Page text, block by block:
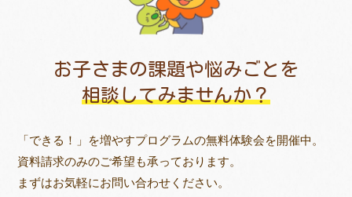
お子さまの課題や悩みごとを
相談してみませんか？
「できる！」を増やすプログラムの無料体験会を開催中。
資料請求のみのご希望も承っております。
まずはお気軽にお問い合わせください。